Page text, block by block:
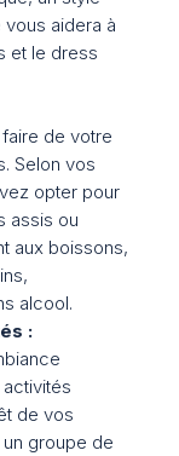
aidera à
et le dress
de votre
Selon vos
opter pour
assis ou
aux boissons,
alcool.
:
de vos
groupe de